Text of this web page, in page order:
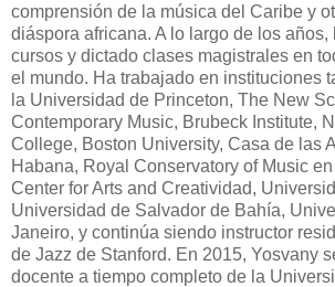
comprensión de la música del Caribe y
diáspora africana. A lo largo de los años,
cursos y dictado clases magistrales en
el mundo. Ha trabajado en instituciones
la Universidad de Princeton, The New
Contemporary Music, Brubeck Institute,
College, Boston University, Casa de las
Habana, Royal Conservatory of Music
Center for Arts and Creatividad,
Universidad de Salvador de Bahía,
Janeiro, y continúa siendo instructor
de Jazz de Stanford. En 2015, Yosvany
docente a tiempo completo de la